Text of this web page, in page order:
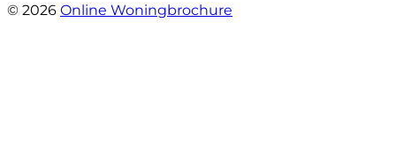
© 2026 Online Woningbrochure